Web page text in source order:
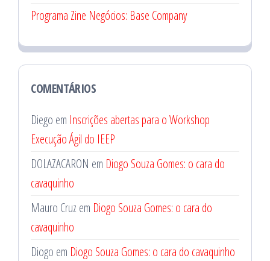
Programa Zine Negócios: Base Company
COMENTÁRIOS
Diego em Inscrições abertas para o Workshop
Execução Ágil do IEEP
DOLAZACARON em Diogo Souza Gomes: o cara do
cavaquinho
Mauro Cruz em Diogo Souza Gomes: o cara do
cavaquinho
Diogo em Diogo Souza Gomes: o cara do cavaquinho